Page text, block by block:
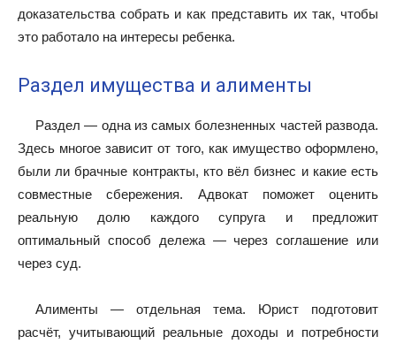
доказательства собрать и как представить их так, чтобы
это работало на интересы ребенка.
Раздел имущества и алименты
Раздел — одна из самых болезненных частей развода.
Здесь многое зависит от того, как имущество оформлено,
были ли брачные контракты, кто вёл бизнес и какие есть
совместные сбережения. Адвокат поможет оценить
реальную долю каждого супруга и предложит
оптимальный способ дележа — через соглашение или
через суд.
Алименты — отдельная тема. Юрист подготовит
расчёт, учитывающий реальные доходы и потребности